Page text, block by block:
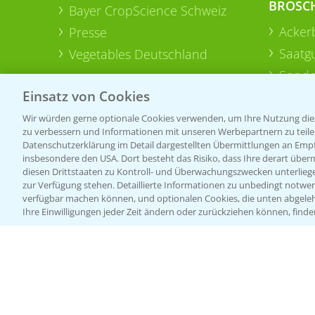
Bayer CropScience Schweiz
Presse
Vegetables Deutschland
Einsatz von Cookies
Wir würden gerne optionale Cookies verwenden, um Ihre Nutzung
zu verbessern und Informationen mit unseren Werbepartnern zu
Datenschutzerklärung im Detail dargestellten Übermittlungen an
insbesondere den USA. Dort besteht das Risiko, dass Ihre derart
diesen Drittstaaten zu Kontroll- und Überwachungszwecken
zur Verfügung stehen. Detaillierte Informationen zu unbedingt
verfügbar machen können, und optionalen Cookies, die unten
Ihre Einwilligungen jeder Zeit ändern oder zurückziehen können,